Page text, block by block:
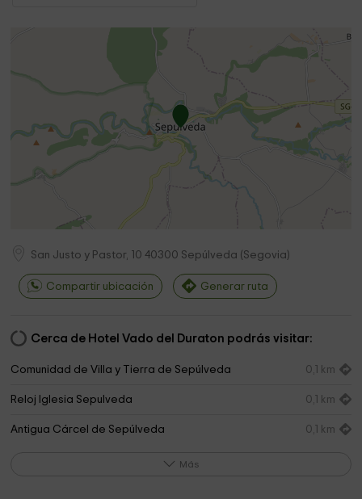
San Justo y Pastor, 10 40300 Sepúlveda (Segovia)
Compartir ubicación Generar ruta
Cerca de Hotel Vado del Duraton podrás visitar:
Comunidad de Villa y Tierra de Sepúlveda 0,1 km
Reloj Iglesia Sepulveda 0,1 km
Antigua Cárcel de Sepúlveda 0,1 km
Más